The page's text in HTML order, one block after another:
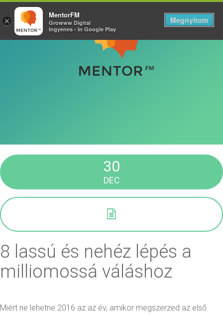
30
DEC
8 lassú és nehéz lépés a
milliomossá váláshoz
Miért ne lehetne 2016 az az év, amikor megszerzed az első
×
MentorFM
Growww Digital
Ingyenes - In Google Play
Megnyitom